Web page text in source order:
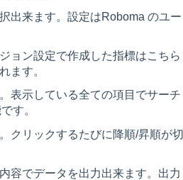
出来ます。設定はRoboma のユー
ョン設定で作成した指標はこちら
ます。
表示している全ての項目でサーチ
す。
クリックするたびに降順/昇順が切
容でデータを出力出来ます。出力